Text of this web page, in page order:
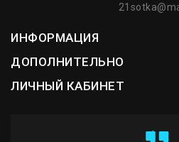
ИНФОРМАЦИЯ
ДОПОЛНИТЕЛЬНО
ЛИЧНЫЙ КАБИНЕТ